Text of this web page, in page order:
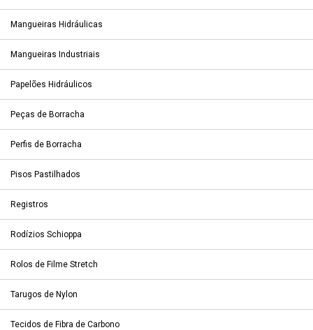
Mangueiras Hidráulicas
Mangueiras Industriais
Papelões Hidráulicos
Peças de Borracha
Perfis de Borracha
Pisos Pastilhados
Registros
Rodízios Schioppa
Rolos de Filme Stretch
Tarugos de Nylon
Tecidos de Fibra de Carbono